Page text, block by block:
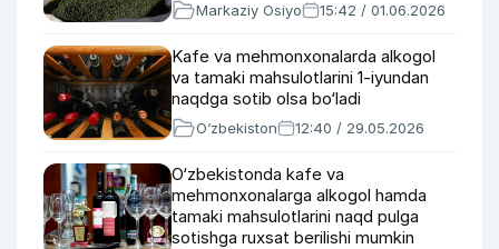
Markaziy Osiyo 15:42 / 01.06.2026
Kafe va mehmonxonalarda alkogol
va tamaki mahsulotlarini 1-iyundan
naqdga sotib olsa bo‘ladi
O‘zbekiston 12:40 / 29.05.2026
O‘zbekistonda kafe va
mehmonxonalarga alkogol hamda
tamaki mahsulotlarini naqd pulga
sotishga ruxsat berilishi mumkin